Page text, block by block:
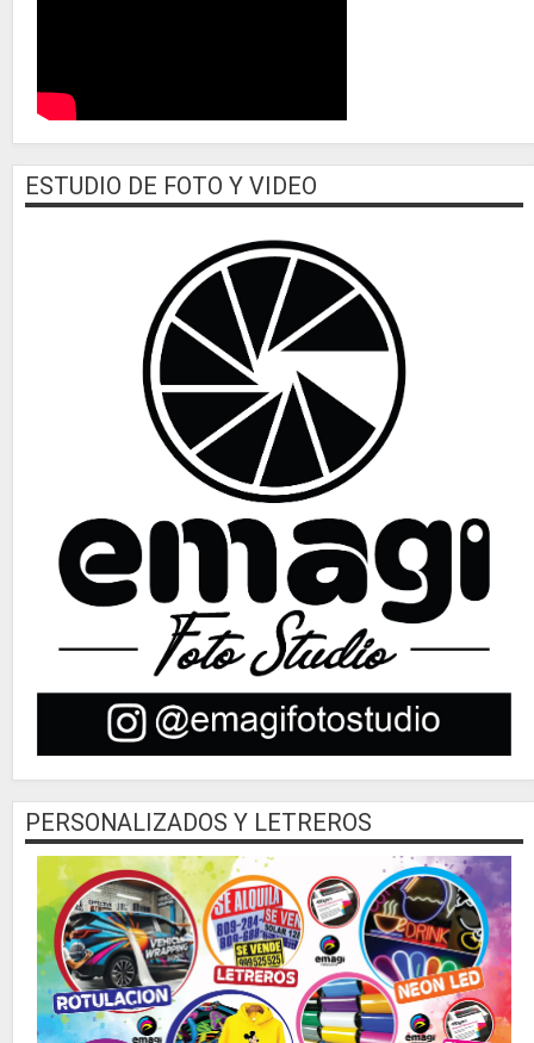
ESTUDIO DE FOTO Y VIDEO
PERSONALIZADOS Y LETREROS